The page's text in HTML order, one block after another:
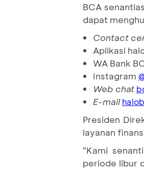
BCA
dapat
Contact
Aplikasi
WA Bank
Instagram
Web chat
E-mail
Presiden
layanan
"Kami
periode libur